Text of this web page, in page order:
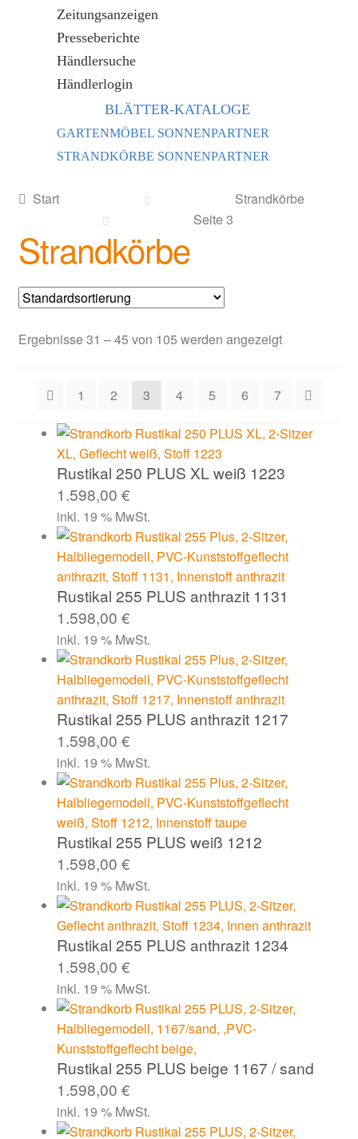
Zeitungsanzeigen
Presseberichte
Händlersuche
Händlerlogin
BLÄTTER-KATALOGE
GARTENMÖBEL SONNENPARTNER
STRANDKÖRBE SONNENPARTNER
Start
Strandkörbe
Seite 3
Strandkörbe
Ergebnisse 31 – 45 von 105 werden angezeigt
1 2 3 4 5 6 7
Rustikal 250 PLUS XL weiß 1223
1.598,00 €
inkl. 19 % MwSt.
Rustikal 255 PLUS anthrazit 1131
1.598,00 €
inkl. 19 % MwSt.
Rustikal 255 PLUS anthrazit 1217
1.598,00 €
inkl. 19 % MwSt.
Rustikal 255 PLUS weiß 1212
1.598,00 €
inkl. 19 % MwSt.
Rustikal 255 PLUS anthrazit 1234
1.598,00 €
inkl. 19 % MwSt.
Rustikal 255 PLUS beige 1167 / sand
1.598,00 €
inkl. 19 % MwSt.